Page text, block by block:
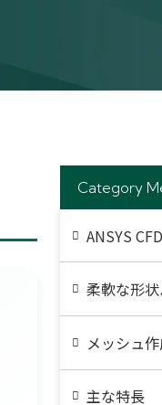
Category
ANSYS
柔軟な形
メッシュ
主な特長